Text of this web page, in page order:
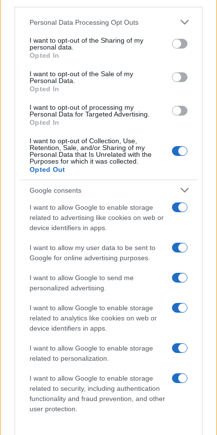
Please note that this website/app uses one or more Google
not limited to your visit or usage behaviour. You may click to
grant or deny consent to Google and its third-party tags to
use your data for below specified purposes in below Google
consent section.
Personal Data Processing Opt Outs
I want to opt-out of the Sharing of my
personal data.
Opted In
I want to opt-out of the Sale of my
Personal Data.
Opted In
I want to opt-out of processing my
Personal Data for Targeted Advertising.
Opted In
I want to opt-out of Collection, Use,
Retention, Sale, and/or Sharing of my
Personal Data that Is Unrelated with the
Purposes for which it was collected.
Opted Out
Google consents
I want to allow Google to enable storage
related to advertising like cookies on web or
device identifiers in apps.
I want to allow my user data to be sent to
Google for online advertising purposes.
I want to allow Google to send me
personalized advertising.
I want to allow Google to enable storage
related to analytics like cookies on web or
device identifiers in apps.
I want to allow Google to enable storage
related to personalization.
I want to allow Google to enable storage
related to security, including authentication
functionality and fraud prevention, and other
user protection.
ΣΑΝ ΣΗΜΕΡΑ – 26 Ιουλίου/7 Αυγούστου
1822: Μάχη των Δερβενακίων, ο
Κολοκοτρώνης συντρίβει τον Δράμαλη
παραγωγής των Gripen
ΕΞΕΛΙΞΗ: H Τουρκία στέλνει όλους τους
εκτοξευτές της MLRS και τους
πυραύλους ATACMS στην Ουκρανία
Boeing 777-9 – Νέος πονοκέφαλος για
την αμερικανική εταιρεία
Drakon: το μεγαλύτερο υποβρύχιο που
στο Ισραήλ